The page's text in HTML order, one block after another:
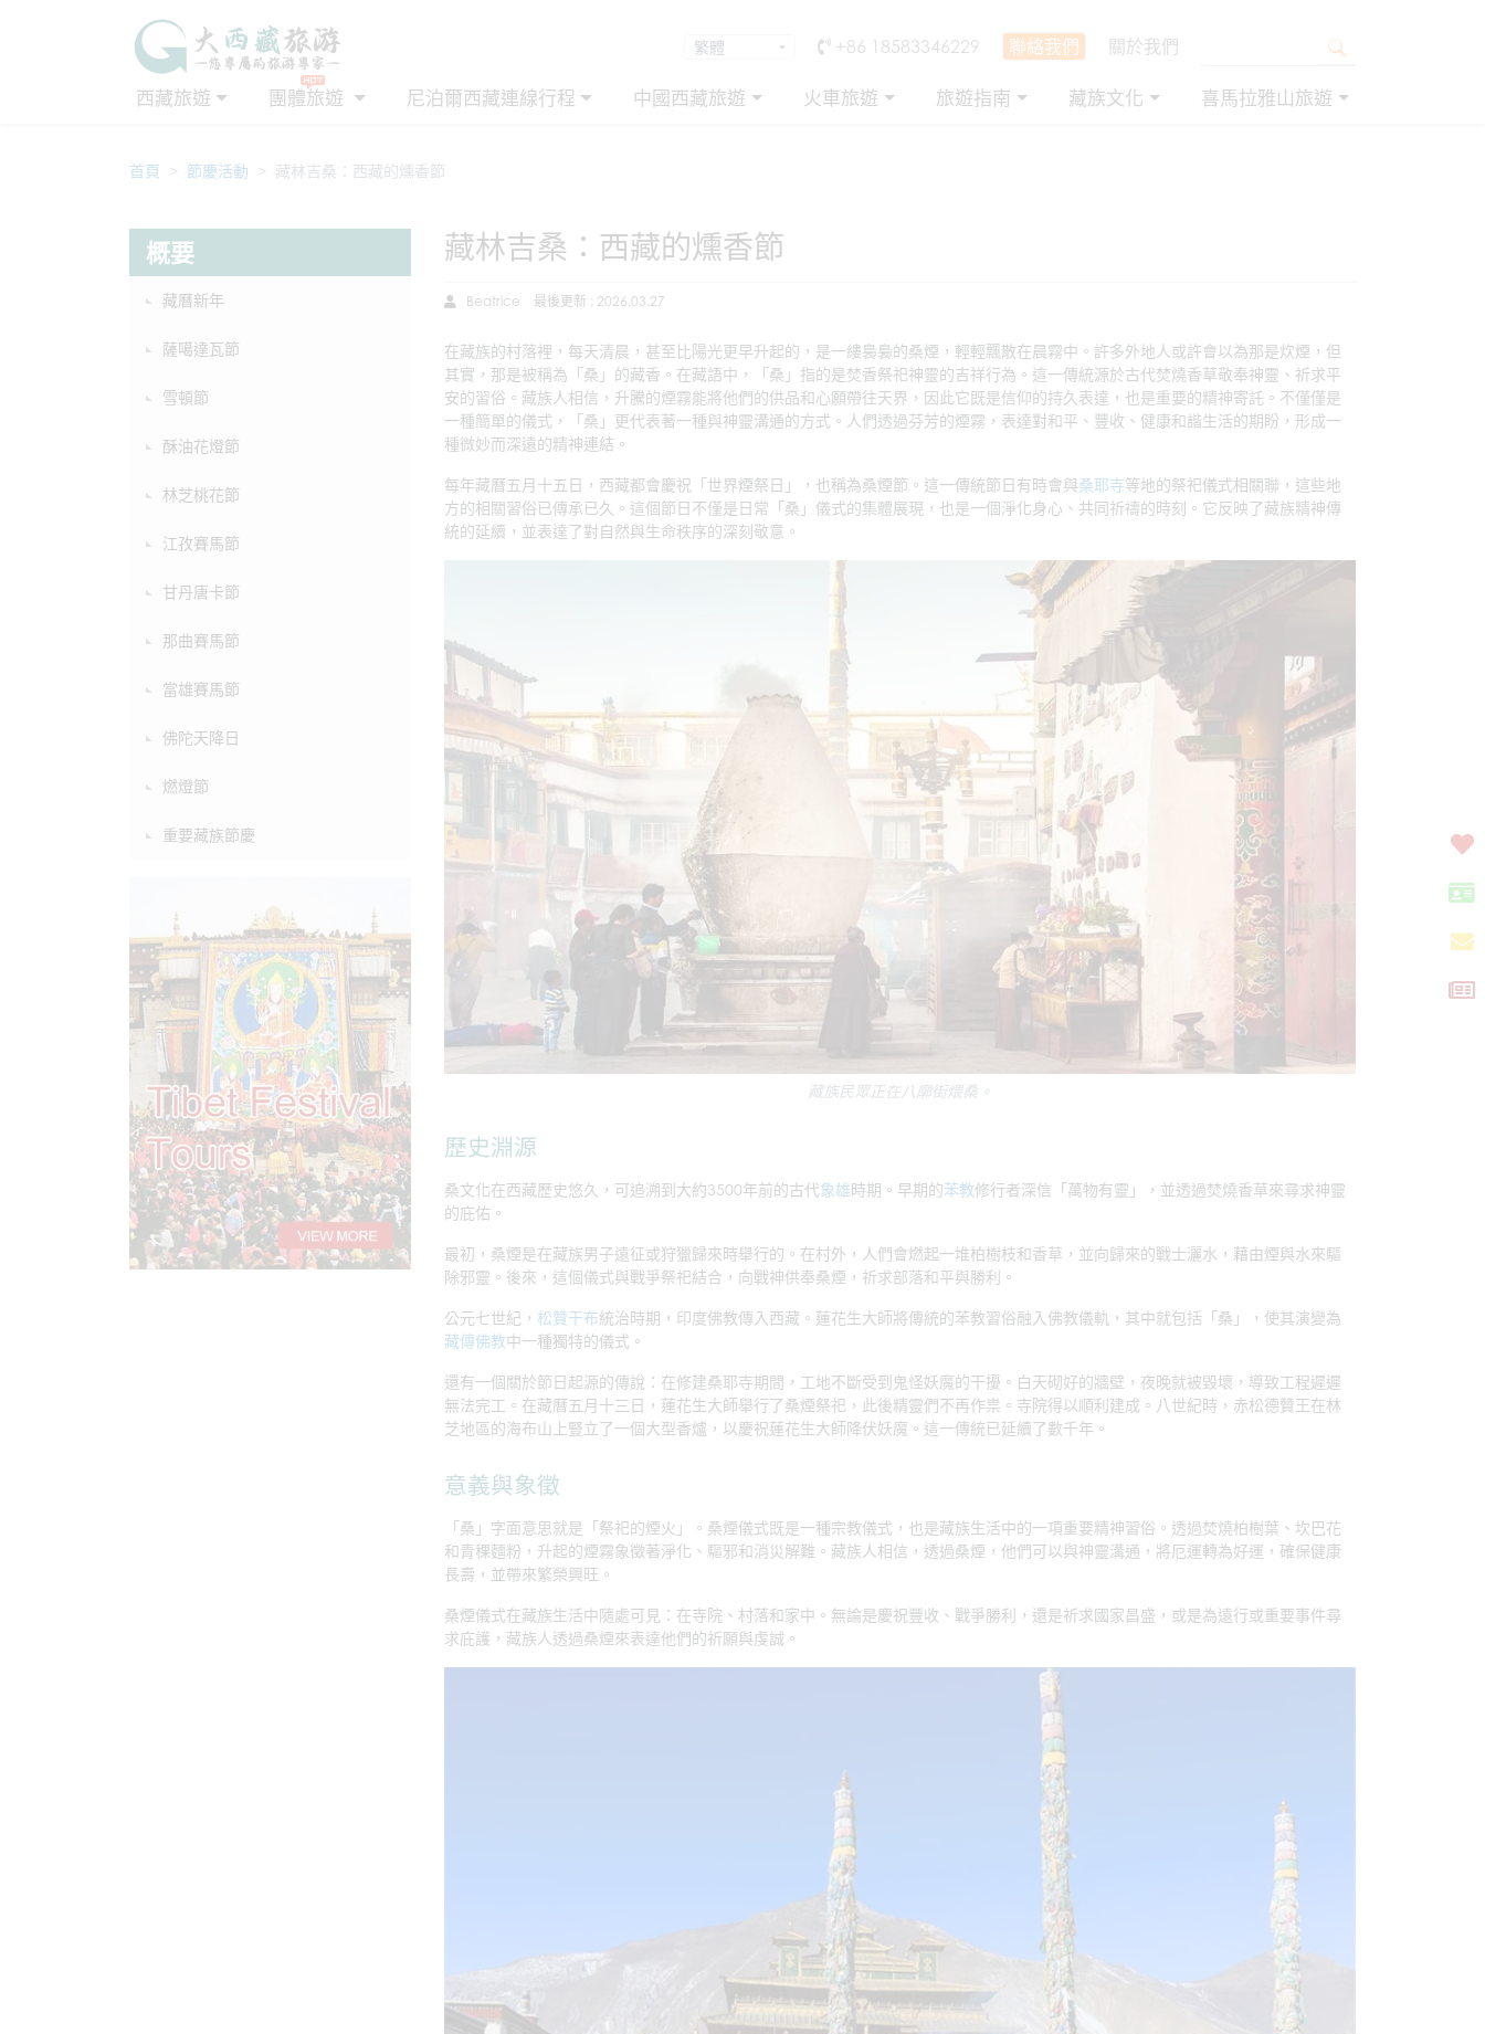
+86 18583346229 聯絡我們 關於我們
西藏旅遊 團體旅遊 尼泊爾西藏連線行程 中國西藏旅遊 火車旅遊 旅遊指南 藏族文化 喜馬拉雅山旅遊
首頁 節慶活動 藏林吉桑：西藏的燻香節
概要
藏曆新年
薩噶達瓦節
雪頓節
酥油花燈節
林芝桃花節
江孜賽馬節
甘丹唐卡節
那曲賽馬節
當雄賽馬節
佛陀天降日
燃燈節
重要藏族節慶
藏林吉桑：西藏的燻香節
Beatrice 最後更新 : 2026.03.27
在藏族的村落裡，每天清晨，甚至比陽光更早升起的，是一縷裊裊的桑煙，輕輕飄散在晨霧中。許多外地人或許會以為那是炊煙，但
其實，那是被稱為「桑」的藏香。在藏語中，「桑」指的是焚香祭祀神靈的吉祥行為。這一傳統源於古代焚燒香草敬奉神靈、祈求平
安的習俗。藏族人相信，升騰的煙霧能將他們的供品和心願帶往天界，因此它既是信仰的持久表達，也是重要的精神寄託。不僅僅是
一種簡單的儀式，「桑」更代表著一種與神靈溝通的方式。人們透過芬芳的煙霧，表達對和平、豐收、健康和諧生活的期盼，形成一
種微妙而深遠的精神連結。
每年藏曆五月十五日，西藏都會慶祝「世界煙祭日」，也稱為桑煙節。這一傳統節日有時會與桑耶寺等地的祭祀儀式相關聯，這些地
方的相關習俗已傳承已久。這個節日不僅是日常「桑」儀式的集體展現，也是一個淨化身心、共同祈禱的時刻。它反映了藏族精神傳
統的延續，並表達了對自然與生命秩序的深刻敬意。
藏族民眾正在八廓街煨桑。
歷史淵源
桑文化在西藏歷史悠久，可追溯到大約3500年前的古代象雄時期。早期的苯教修行者深信「萬物有靈」，並透過焚燒香草來尋求神靈
的庇佑。
最初，桑煙是在藏族男子遠征或狩獵歸來時舉行的。在村外，人們會燃起一堆柏樹枝和香草，並向歸來的戰士灑水，藉由煙與水來驅
除邪靈。後來，這個儀式與戰爭祭祀結合，向戰神供奉桑煙，祈求部落和平與勝利。
公元七世紀， 松贊干布統治時期，印度佛教傳入西藏。蓮花生大師將傳統的苯教習俗融入佛教儀軌，其中就包括「桑」，使其演變為
藏傳佛教中一種獨特的儀式。
還有一個關於節日起源的傳說：在修建桑耶寺期間，工地不斷受到鬼怪妖魔的干擾。白天砌好的牆壁，夜晚就被毀壞，導致工程遲遲
無法完工。在藏曆五月十三日，蓮花生大師舉行了桑煙祭祀，此後精靈們不再作祟。寺院得以順利建成。八世紀時，赤松德贊王在林
芝地區的海布山上豎立了一個大型香爐，以慶祝蓮花生大師降伏妖魔。這一傳統已延續了數千年。
意義與象徵
「桑」字面意思就是「祭祀的煙火」。桑煙儀式既是一種宗教儀式，也是藏族生活中的一項重要精神習俗。透過焚燒柏樹葉、坎巴花
和青稞麵粉，升起的煙霧象徵著淨化、驅邪和消災解難。藏族人相信，透過桑煙，他們可以與神靈溝通，將厄運轉為好運，確保健康
長壽，並帶來繁榮興旺。
桑煙儀式在藏族生活中隨處可見：在寺院、村落和家中。無論是慶祝豐收、戰爭勝利，還是祈求國家昌盛，或是為遠行或重要事件尋
求庇護，藏族人透過桑煙來表達他們的祈願與虔誠。